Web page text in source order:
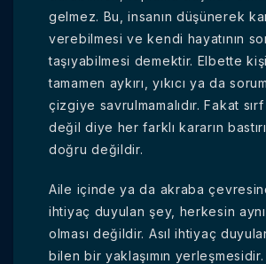
gelmez. Bu, insanın düşünerek
verebilmesi ve kendi hayatının
taşıyabilmesi demektir. Elbette
tamamen aykırı, yıkıcı ya da
çizgiye savrulmamalıdır. Fakat
değil diye her farklı kararın
doğru değildir.
Aile içinde ya da akraba
ihtiyaç duyulan şey, herkesin
olması değildir. Asıl ihtiyaç duyulan
bilen bir yaklaşımın